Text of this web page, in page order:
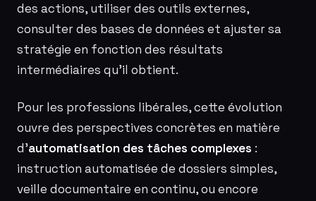
des actions, utiliser des outils externes,
consulter des bases de données et ajuster sa
stratégie en fonction des résultats
intermédiaires qu’il obtient.
Pour les professions libérales, cette évolution
ouvre des perspectives concrètes en matière
d’automatisation des tâches complexes :
instruction automatisée de dossiers simples,
veille documentaire en continu, ou encore